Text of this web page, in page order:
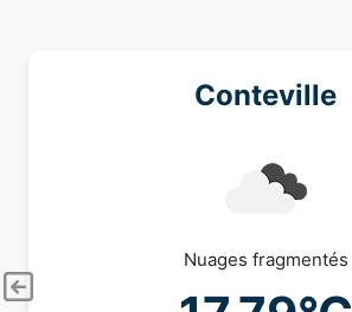
Conteville
Nuages fragmentés